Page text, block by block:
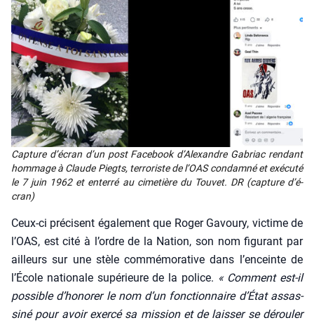
Cap­ture d’é­cran d’un post Face­book d’A­lexandre Gabriac ren­dant
hom­mage à Claude Piegts, ter­ro­riste de l’OAS condam­né et exé­cu­té
le 7 juin 1962 et enter­ré au cime­tière du Tou­vet. DR (cap­ture d’é­
cran)
Ceux-ci pré­cisent éga­le­ment que Roger Gavou­ry, vic­time de
l’OAS, est cité à l’ordre de la Nation, son nom figu­rant par
ailleurs sur une stèle com­mé­mo­ra­tive dans l’en­ceinte de
l’É­cole natio­nale supé­rieure de la police. « Com­ment est-il
pos­sible d’honorer le nom d’un fonc­tion­naire d’État assas­
si­né pour avoir exer­cé sa mis­sion et de lais­ser se dérou­ler